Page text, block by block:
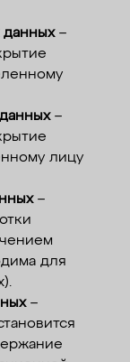
данных–
–
лицу
–
для
–